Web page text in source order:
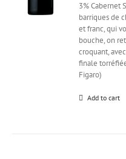
3% Cabernet
barriques de
et franc, qui
bouche, on
croquant,
finale
Figaro)
Add to cart